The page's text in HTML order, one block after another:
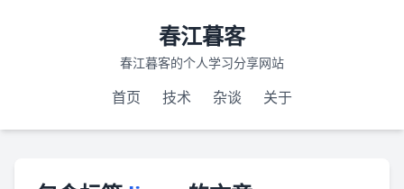
春江暮客
春江暮客的个人学习分享网站
首页 技术 杂谈 关于